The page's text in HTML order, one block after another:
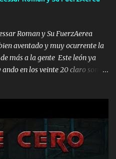
PELEAND0 SIEMPRE
EL LEGADO Es el DOS de
y com...
Roman y Su FuerzAerea
aventado y muy ocurrente la
más a la gente Este león ya
en los veinte 20 claro son
dar hasta topar pues no hay de
voy por mi línea no veo a
no se me duerm voy chicoteado
rato que me agarran el colmillo